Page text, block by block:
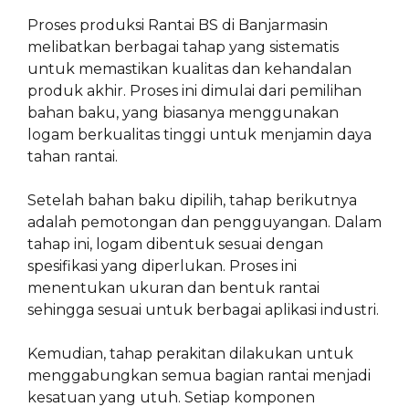
Proses produksi Rantai BS di Banjarmasin
melibatkan berbagai tahap yang sistematis
untuk memastikan kualitas dan kehandalan
produk akhir. Proses ini dimulai dari pemilihan
bahan baku, yang biasanya menggunakan
logam berkualitas tinggi untuk menjamin daya
tahan rantai.
Setelah bahan baku dipilih, tahap berikutnya
adalah pemotongan dan pengguyangan. Dalam
tahap ini, logam dibentuk sesuai dengan
spesifikasi yang diperlukan. Proses ini
menentukan ukuran dan bentuk rantai
sehingga sesuai untuk berbagai aplikasi industri.
Kemudian, tahap perakitan dilakukan untuk
menggabungkan semua bagian rantai menjadi
kesatuan yang utuh. Setiap komponen